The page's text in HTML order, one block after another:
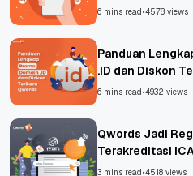
6 mins read•4578 views
Panduan
.ID dan Diskon
6 mins read•4932 views
Qwords Jadi
Terakreditasi
Untungnya?
3 mins read•4518 views